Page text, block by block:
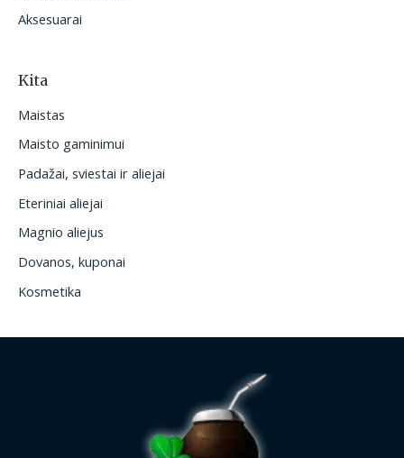
Aksesuarai
Kita
Maistas
Maisto gaminimui
Padažai, sviestai ir aliejai
Eteriniai aliejai
Magnio aliejus
Dovanos, kuponai
Kosmetika